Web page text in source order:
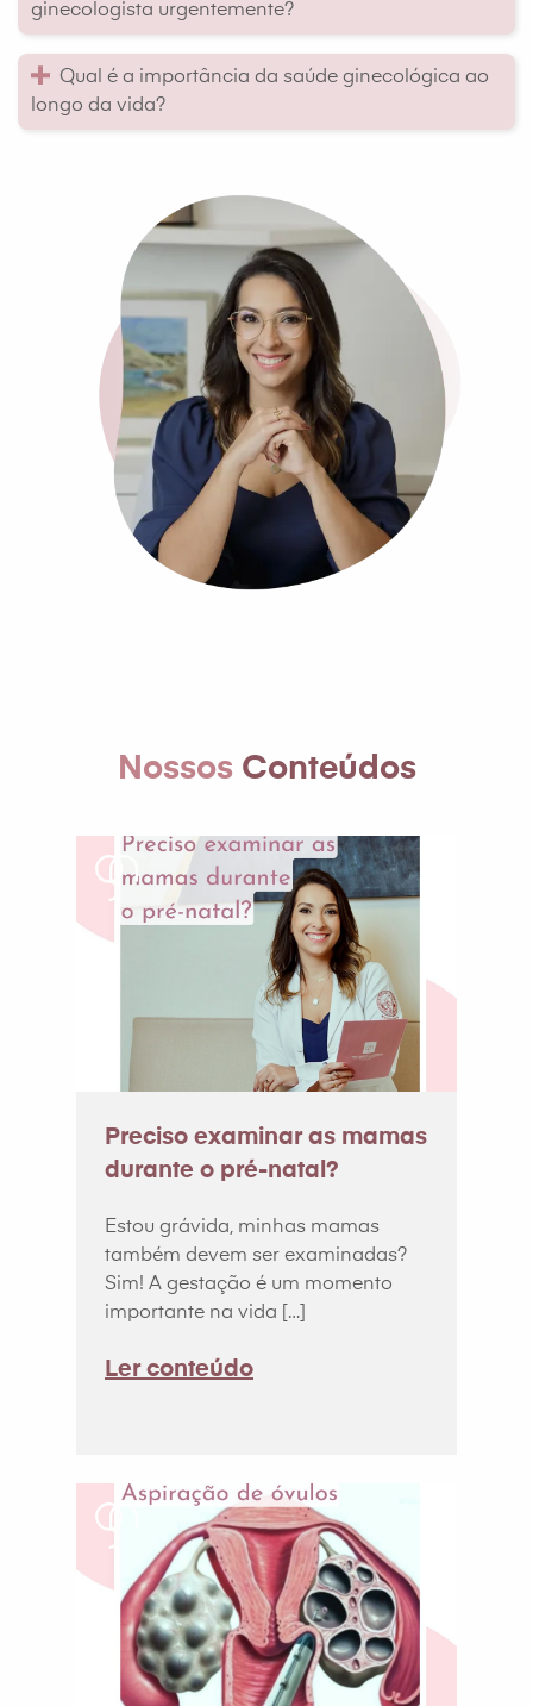
ginecologista urgentemente?
Qual é a importância da saúde ginecológica ao
longo da vida?
Nossos Conteúdos
Preciso examinar as mamas
durante o pré-natal?
Estou grávida, minhas mamas
também devem ser examinadas?
Sim! A gestação é um momento
importante na vida […]
Ler conteúdo